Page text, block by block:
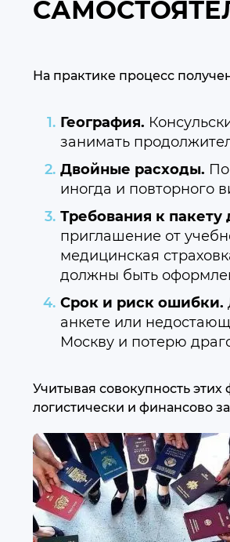
На практике процесс
География.
занимать
Двойные расходы.
иногда и повторного
Требования к пакету
приглашение от
медицинская
должны быть
Срок и риск ошибки.
анкете или
Москву и потерю
Учитывая совокупность
логистически и финансово